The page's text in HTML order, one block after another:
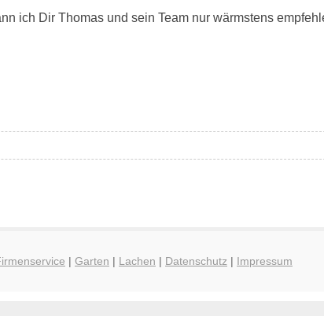
ich Dir Thomas und sein Team nur wärmstens
| Garten | Lachen | Datenschutz| Impressum